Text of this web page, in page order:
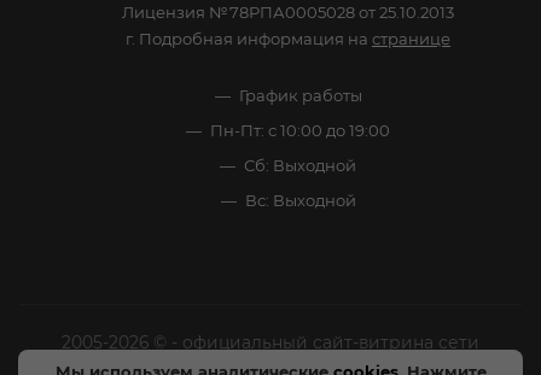
Лицензия №78РПА0005028 от 25.10.2013
г. Подробная информация на странице
График работы
Пн-Пт: с 10:00 до 19:00
Сб: Выходной
Вс: Выходной
2005-2026 © - официальный сайт-витрина сети
специализированных напитков "Калейдоскоп Напитков